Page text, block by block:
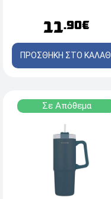
11.90€
ΠΡΟΣΘΗΚΗ ΣΤΟ ΚΑΛΑΘΙ
Σε Απόθεμα